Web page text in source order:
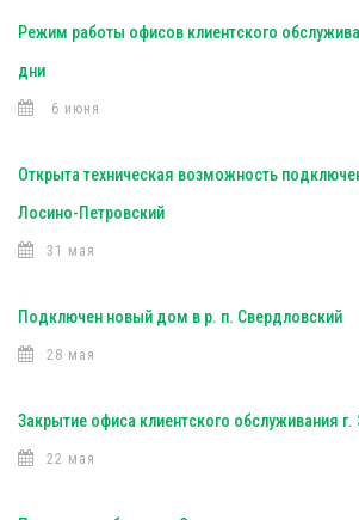
Режим работы офисов клиентского
дни
6 июня
Открыта техническая возможность
Лосино-Петровский
31 мая
Подключен новый дом в р. п. Свердловский
28 мая
Закрытие офиса клиентского обслуживания г.
22 мая